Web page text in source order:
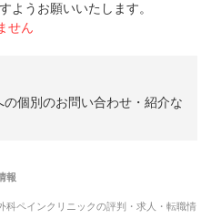
ようお願いいたします。
せん
個別のお問い合わせ・紹介な
報
科ペインクリニックの評判・求人・転職情